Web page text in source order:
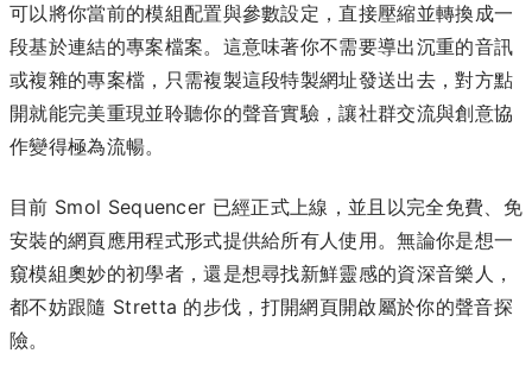
可以將你當前的模組配置與參數設定，直接壓縮並轉換成一
段基於連結的專案檔案。這意味著你不需要導出沉重的音訊
或複雜的專案檔，只需複製這段特製網址發送出去，對方點
開就能完美重現並聆聽你的聲音實驗，讓社群交流與創意協
作變得極為流暢。
目前 Smol Sequencer 已經正式上線，並且以完全免費、免
安裝的網頁應用程式形式提供給所有人使用。無論你是想一
窺模組奧妙的初學者，還是想尋找新鮮靈感的資深音樂人，
都不妨跟隨 Stretta 的步伐，打開網頁開啟屬於你的聲音探
險。